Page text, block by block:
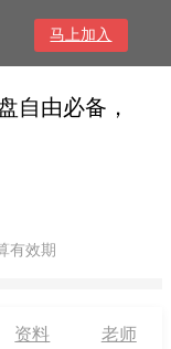
马上加入
自由必备，
有效期
资料 老师